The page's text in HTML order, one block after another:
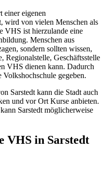
einer eigenen
wird von vielen Menschen als
VHS ist hierzulande eine
Menschen aus
sondern sollten wissen,
Regionalstelle, Geschäftsstelle
VHS dienen kann. Dadurch
Volkshochschule gegeben.
Sarstedt kann die Stadt auch
und vor Ort Kurse anbieten.
Sarstedt möglicherweise
VHS in Sarstedt